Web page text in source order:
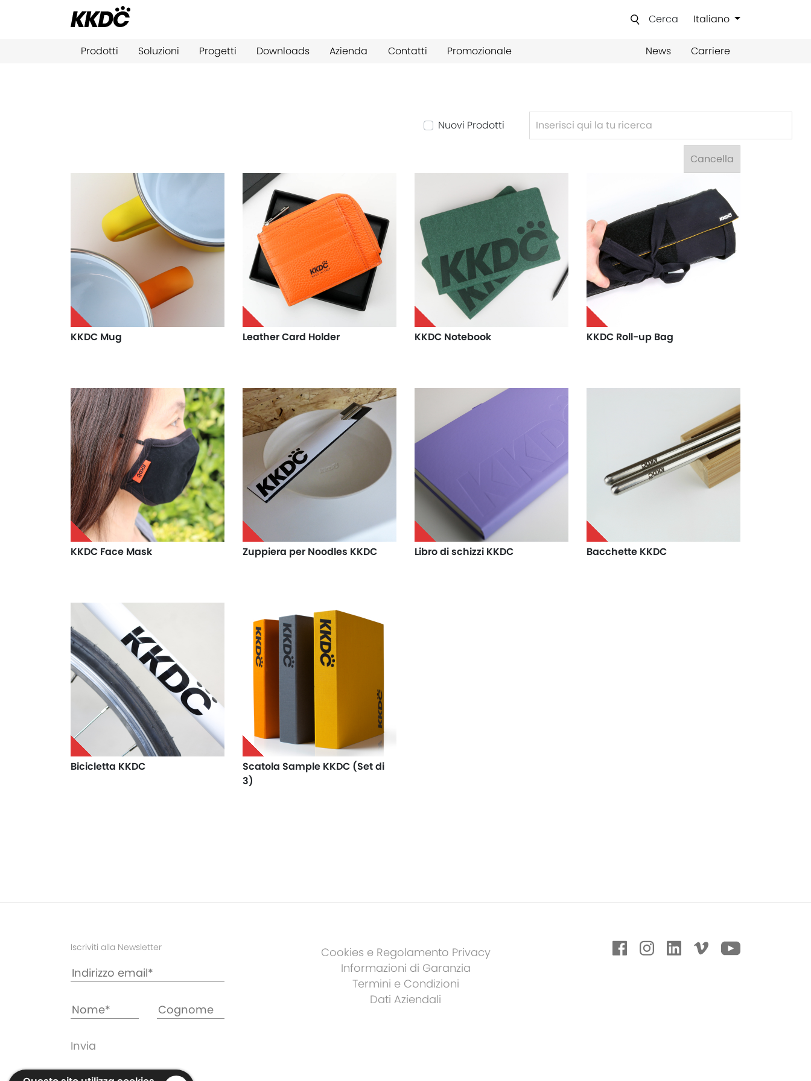
Cerca Italiano
Prodotti Soluzioni Progetti Downloads Azienda Contatti Promozionale News Carriere
Nuovi Prodotti
Cancella
KKDC Mug Leather Card Holder KKDC Notebook KKDC Roll-up Bag
KKDC Face Mask Zuppiera per Noodles KKDC Libro di schizzi KKDC Bacchette KKDC
Bicicletta KKDC
Scatola Sample KKDC (Set di
3)
Iscriviti alla Newsletter
Cookies e Regolamento Privacy
Informazioni di Garanzia
Termini e Condizioni
Dati Aziendali